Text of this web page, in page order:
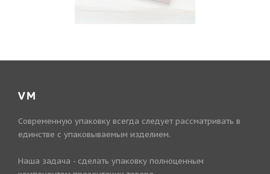
VM
Современную упаковку всегда следует рассматривать в
единстве с упаковываемым изделием.
Наша задача - сделать упаковку полноценным